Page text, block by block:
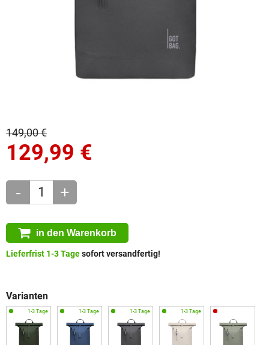
149,00 €
129,99 €
- +
in den Warenkorb
Lieferfrist 1-3 Tagesofort versandfertig!
Varianten